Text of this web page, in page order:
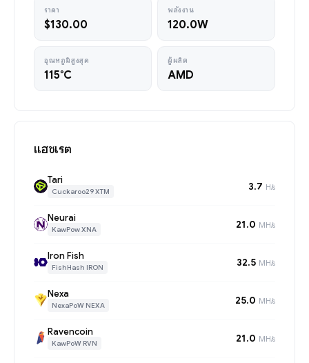
ราคา
$130.00
พลังงาน
120.0W
อุณหภูมิสูงสุด
115°C
ผู้ผลิต
AMD
แฮชเรต
Tari
Cuckaroo29 XTM 3.7 H/s
Neurai
KawPow XNA 21.0 MH/s
Iron Fish
FishHash IRON 32.5 MH/s
Nexa
NexaPoW NEXA 25.0 MH/s
Ravencoin
KawPoW RVN 21.0 MH/s